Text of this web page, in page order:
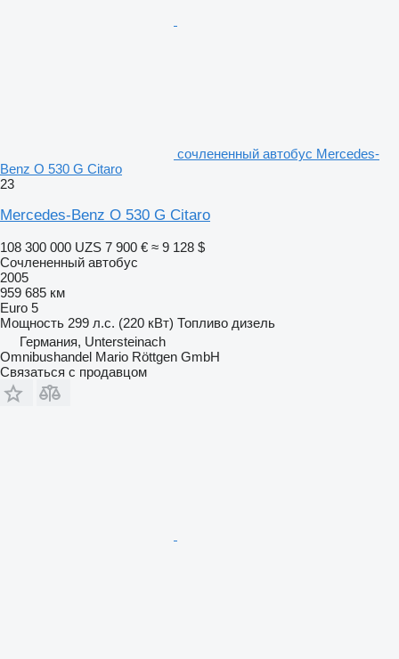
сочлененный автобус Mercedes-
Benz O 530 G Citaro
23
Mercedes-Benz O 530 G Citaro
108 300 000 UZS 7 900 € ≈ 9 128 $
Сочлененный автобус
2005
959 685 км
Euro 5
Мощность 299 л.с. (220 кВт) Топливо дизель
Германия, Untersteinach
Omnibushandel Mario Röttgen GmbH
Связаться с продавцом